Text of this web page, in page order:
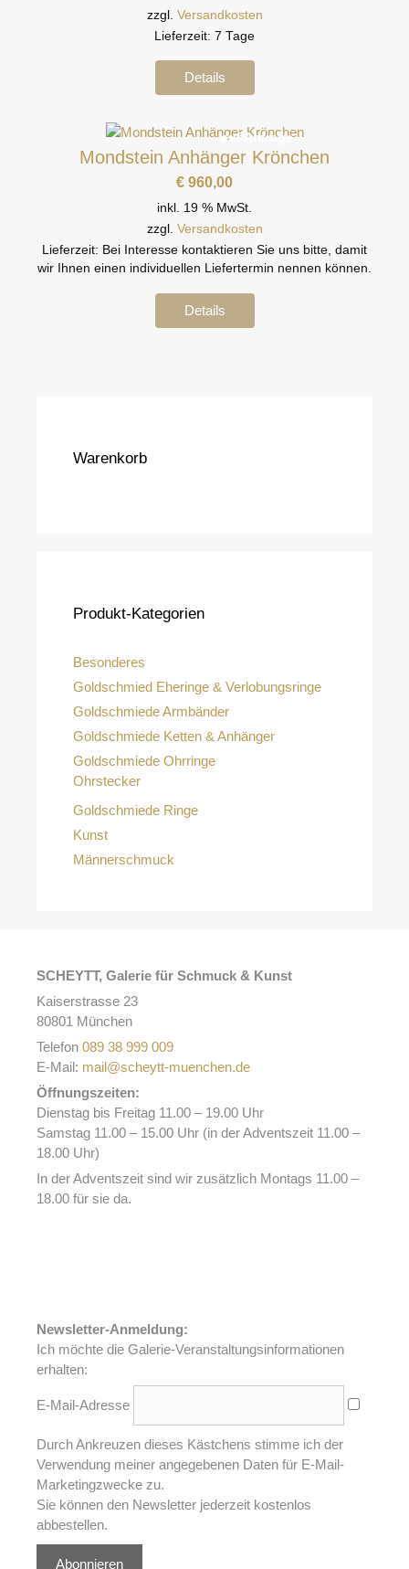
zzgl. Versandkosten
Lieferzeit: 7 Tage
Details
auf Anfrage
Mondstein Anhänger Krönchen
€ 960,00
inkl. 19 % MwSt.
zzgl. Versandkosten
Lieferzeit: Bei Interesse kontaktieren Sie uns bitte, damit
wir Ihnen einen individuellen Liefertermin nennen können.
Details
Warenkorb
Produkt-Kategorien
Besonderes
Goldschmied Eheringe & Verlobungsringe
Goldschmiede Armbänder
Goldschmiede Ketten & Anhänger
Goldschmiede Ohrringe
Ohrstecker
Goldschmiede Ringe
Kunst
Männerschmuck
SCHEYTT, Galerie für Schmuck & Kunst
Kaiserstrasse 23
80801 München
Telefon 089 38 999 009
E-Mail: mail@scheytt-muenchen.de
Öffnungszeiten:
Dienstag bis Freitag 11.00 – 19.00 Uhr
Samstag 11.00 – 15.00 Uhr (in der Adventszeit 11.00 –
18.00 Uhr)
In der Adventszeit sind wir zusätzlich Montags 11.00 –
18.00 für sie da.
Newsletter-Anmeldung:
Ich möchte die Galerie-Veranstaltungsinformationen
erhalten:
E-Mail-Adresse
Durch Ankreuzen dieses Kästchens stimme ich der
Verwendung meiner angegebenen Daten für E-Mail-
Marketingzwecke zu.
Sie können den Newsletter jederzeit kostenlos
abbestellen.
Abonnieren